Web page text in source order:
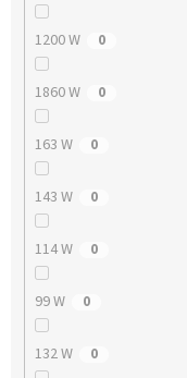
1200 W 0
1860 W 0
163 W 0
143 W 0
114 W 0
99 W 0
132 W 0